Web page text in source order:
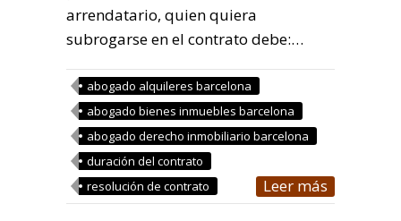
arrendatario, quien quiera
subrogarse en el contrato debe:…
abogado alquileres barcelona
abogado bienes inmuebles barcelona
abogado derecho inmobiliario barcelona
duración del contrato
resolución de contrato
Leer más